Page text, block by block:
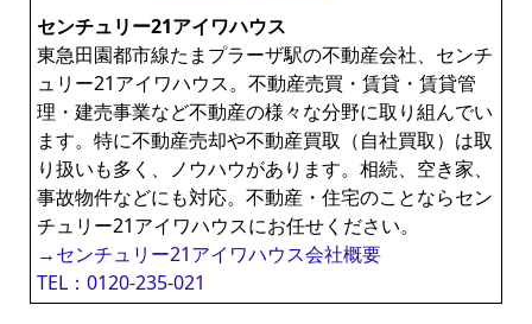
センチュリー21アイワハウス
東急田園都市線たまプラーザ駅の不動産会社、センチ
ュリー21アイワハウス。不動産売買・賃貸・賃貸管
理・建売事業など不動産の様々な分野に取り組んでい
ます。特に不動産売却や不動産買取（自社買取）は取
り扱いも多く、ノウハウがあります。相続、空き家、
事故物件などにも対応。不動産・住宅のことならセン
チュリー21アイワハウスにお任せください。
→センチュリー21アイワハウス会社概要
TEL：0120-235-021